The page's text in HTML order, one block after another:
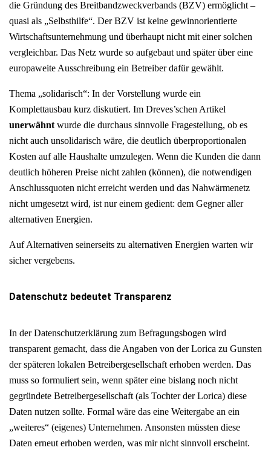
die Gründung des Breitbandzweckverbands (BZV) ermöglicht –
quasi als „Selbsthilfe“. Der BZV ist keine gewinnorientierte
Wirtschaftsunternehmung und überhaupt nicht mit einer solchen
vergleichbar. Das Netz wurde so aufgebaut und später über eine
europaweite Ausschreibung ein Betreiber dafür gewählt.
Thema „solidarisch“: In der Vorstellung wurde ein
Komplettausbau kurz diskutiert. Im Dreves’schen Artikel
unerwähnt wurde die durchaus sinnvolle Fragestellung, ob es
nicht auch unsolidarisch wäre, die deutlich überproportionalen
Kosten auf alle Haushalte umzulegen. Wenn die Kunden die dann
deutlich höheren Preise nicht zahlen (können), die notwendigen
Anschlussquoten nicht erreicht werden und das Nahwärmenetz
nicht umgesetzt wird, ist nur einem gedient: dem Gegner aller
alternativen Energien.
Auf Alternativen seinerseits zu alternativen Energien warten wir
sicher vergebens.
Datenschutz bedeutet Transparenz
In der Datenschutzerklärung zum Befragungsbogen wird
transparent gemacht, dass die Angaben von der Lorica zu Gunsten
der späteren lokalen Betreibergesellschaft erhoben werden. Das
muss so formuliert sein, wenn später eine bislang noch nicht
gegründete Betreibergesellschaft (als Tochter der Lorica) diese
Daten nutzen sollte. Formal wäre das eine Weitergabe an ein
„weiteres“ (eigenes) Unternehmen. Ansonsten müssten diese
Daten erneut erhoben werden, was mir nicht sinnvoll erscheint.